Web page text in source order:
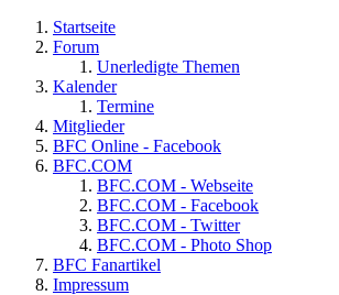
Startseite
Forum
Unerledigte Themen
Kalender
Termine
Mitglieder
BFC Online - Facebook
BFC.COM
BFC.COM - Webseite
BFC.COM - Facebook
BFC.COM - Twitter
BFC.COM - Photo Shop
BFC Fanartikel
Impressum